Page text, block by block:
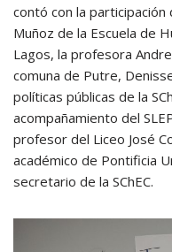
contó con la
Muñoz de la Escuela de
Lagos, la profesora
comuna de Putre,
políticas públicas de la
acompañamiento del
profesor del Liceo José
académico de Pontificia
secretario de la SChEC.